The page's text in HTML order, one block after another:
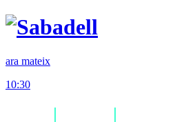
ara mateix
10:30